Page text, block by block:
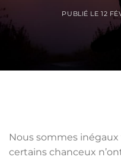
PUBLIÉ LE 12
Nous sommes inégaux
certains chanceux